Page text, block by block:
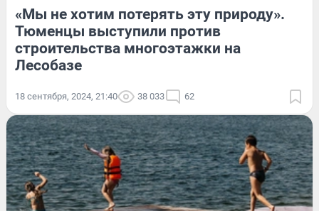
«Мы не хотим потерять эту природу».
Тюменцы выступили против
строительства многоэтажки на
Лесобазе
18 сентября, 2024, 21:40 38 033 62